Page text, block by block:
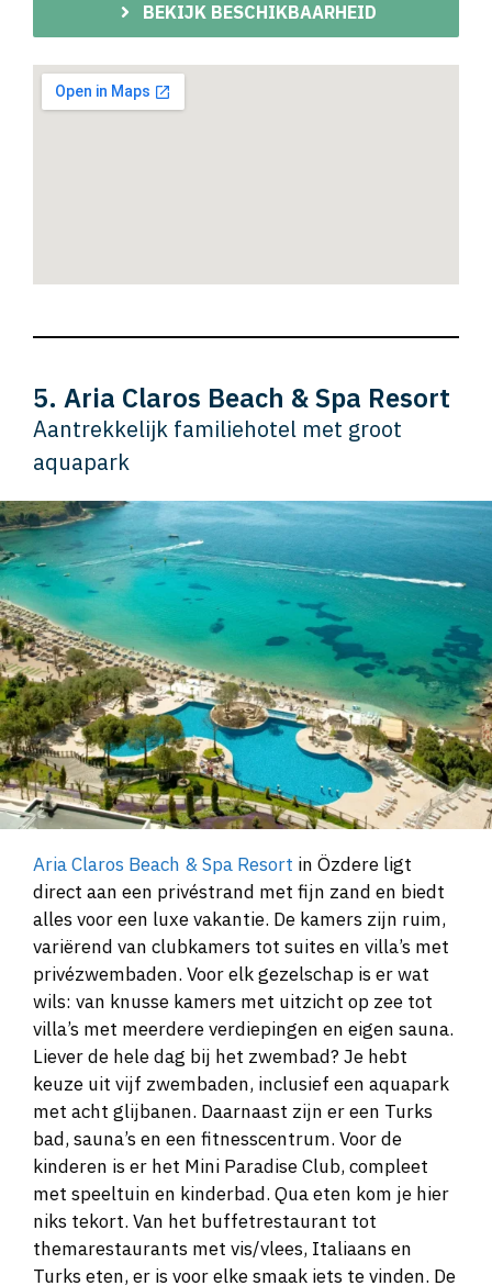
BEKIJK BESCHIKBAARHEID
5. Aria Claros Beach & Spa Resort
Aantrekkelijk familiehotel met groot
aquapark
Aria Claros Beach & Spa Resort in Özdere ligt
direct aan een privéstrand met fijn zand en biedt
alles voor een luxe vakantie. De kamers zijn ruim,
variërend van clubkamers tot suites en villa’s met
privézwembaden. Voor elk gezelschap is er wat
wils: van knusse kamers met uitzicht op zee tot
villa’s met meerdere verdiepingen en eigen sauna.
Liever de hele dag bij het zwembad? Je hebt
keuze uit vijf zwembaden, inclusief een aquapark
met acht glijbanen. Daarnaast zijn er een Turks
bad, sauna’s en een fitnesscentrum. Voor de
kinderen is er het Mini Paradise Club, compleet
met speeltuin en kinderbad. Qua eten kom je hier
niks tekort. Van het buffetrestaurant tot
themarestaurants met vis/vlees, Italiaans en
Turks eten, er is voor elke smaak iets te vinden. De